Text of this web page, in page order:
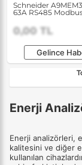
Schneider
63A RS485
0,00 TL
Gelince
Enerji
Enerji analizörleri,
kalitesini ve diğer
kullanılan